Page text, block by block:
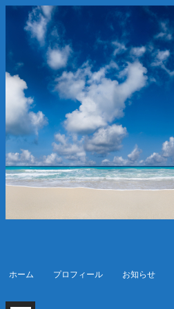
ホーム プロフィール お知らせ